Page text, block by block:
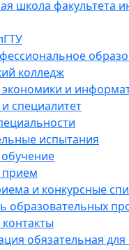
школа факультета
колледж
и
специалитет
испытания
и конкурсные
образовательных
обязательная для